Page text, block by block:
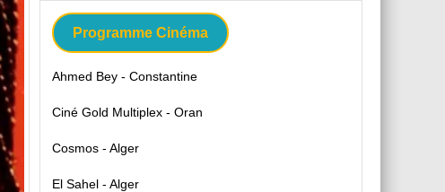
Programme Cinéma
Ahmed Bey - Constantine
Ciné Gold Multiplex - Oran
Cosmos - Alger
El Sahel - Alger